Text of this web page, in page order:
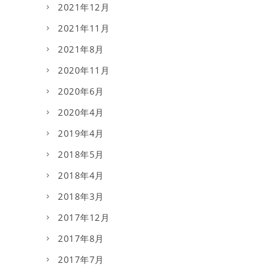
2021年12月
2021年11月
2021年8月
2020年11月
2020年6月
2020年4月
2019年4月
2018年5月
2018年4月
2018年3月
2017年12月
2017年8月
2017年7月